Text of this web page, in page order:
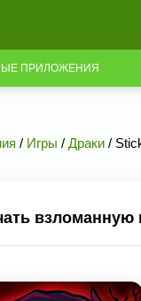
ПРИЛОЖЕНИЯ
/ Игры / Драки /
взломанную